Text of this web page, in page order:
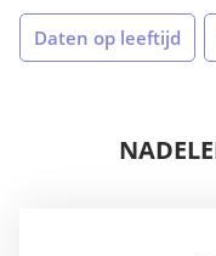
Daten op leeftijd